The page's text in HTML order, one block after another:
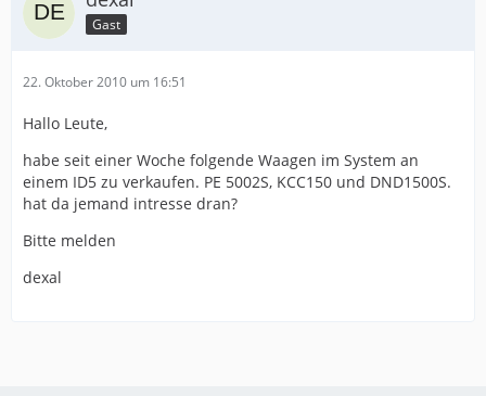
Gast
22. Oktober 2010 um 16:51
Hallo Leute,
habe seit einer Woche folgende Waagen im System an
einem ID5 zu verkaufen. PE 5002S, KCC150 und DND1500S.
hat da jemand intresse dran?
Bitte melden
dexal